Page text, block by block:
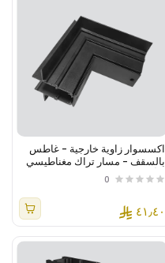
اكسسوار زاوية خارجية - غاطس
بالسقف - مسار تراك مغناطيسي
- أسود
0
٤١٫٤٠